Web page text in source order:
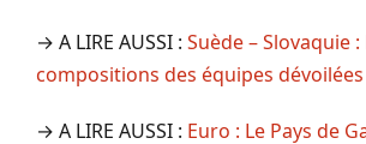
→ A LIRE AUSSI : Suède – Slovaquie :
compositions des équipes dévoilées
→ A LIRE AUSSI : Euro : Le Pays de